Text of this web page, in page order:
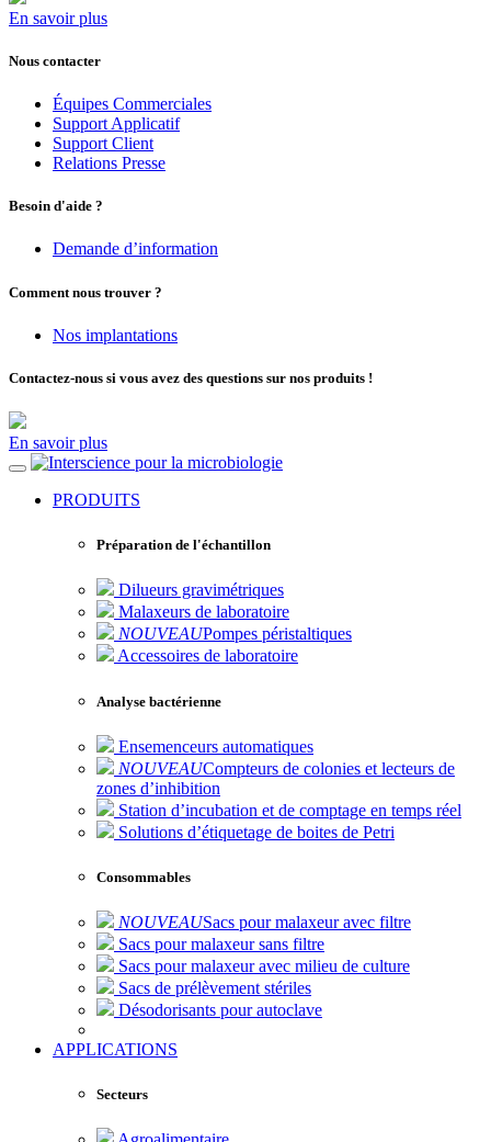
En savoir plus
Nous contacter
Équipes Commerciales
Support Applicatif
Support Client
Relations Presse
Besoin d'aide ?
Demande d’information
Comment nous trouver ?
Nos implantations
Contactez-nous si vous avez des questions sur nos produits !
En savoir plus
pour la microbiologie
PRODUITS
Préparation de l'échantillon
Dilueurs gravimétriques
Malaxeurs de laboratoire
NOUVEAUPompes péristaltiques
Accessoires de laboratoire
Analyse bactérienne
Ensemenceurs automatiques
NOUVEAUCompteurs de colonies et lecteurs de
zones d’inhibition
Station d’incubation et de comptage en temps réel
Solutions d’étiquetage de boites de Petri
Consommables
NOUVEAUSacs pour malaxeur avec filtre
Sacs pour malaxeur sans filtre
Sacs pour malaxeur avec milieu de culture
Sacs de prélèvement stériles
Désodorisants pour autoclave
APPLICATIONS
Secteurs